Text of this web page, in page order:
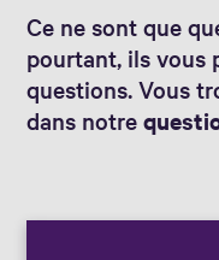
Ce ne sont que
pourtant, ils vous
questions. Vous
dans notre